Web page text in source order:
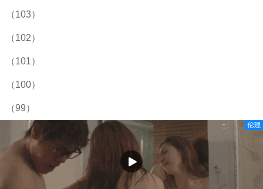
（103）
（102）
（101）
（100）
（99）